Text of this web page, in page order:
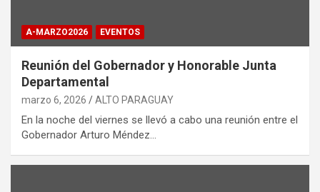
A-MARZO2026 EVENTOS
Reunión del Gobernador y Honorable Junta
Departamental
marzo 6, 2026 ALTO PARAGUAY
En la noche del viernes se llevó a cabo una reunión entre el
Gobernador Arturo Méndez…